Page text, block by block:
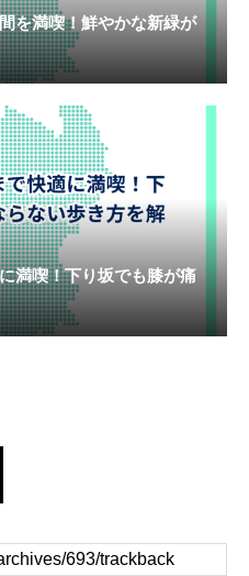
を満喫！鮮やかな新緑が
満喫！下り坂でも膝が痛